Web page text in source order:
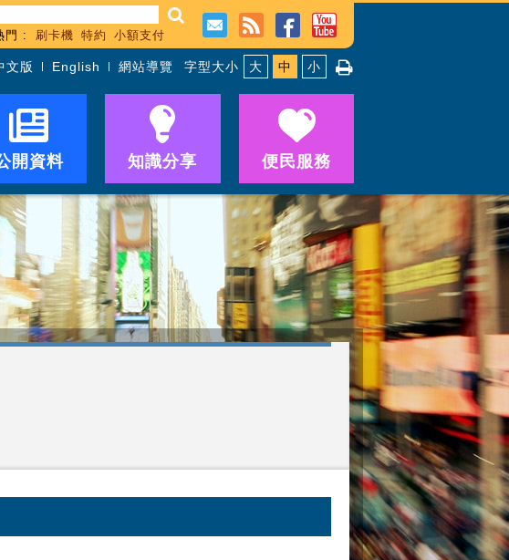
門 : 刷卡機 特約 小額支付
文版 English 網站導覽 字型大小 大 中 小
開資料 知識分享 便民服務